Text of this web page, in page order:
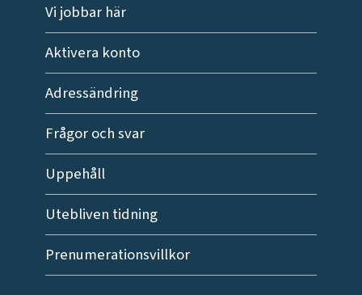
Vi jobbar här
Aktivera konto
Adressändring
Frågor och svar
Uppehåll
Utebliven tidning
Prenumerationsvillkor